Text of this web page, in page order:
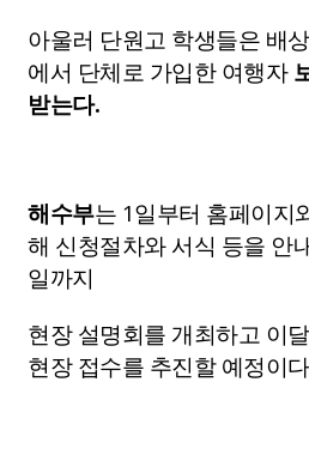
아울러 단원고 학생들은 배
에서 단체로 가입한 여행자
받는다.
해수부는 1일부터 홈페이지
해 신청절차와 서식 등을 안
일까지
현장 설명회를 개최하고 이
현장 접수를 추진할 예정이